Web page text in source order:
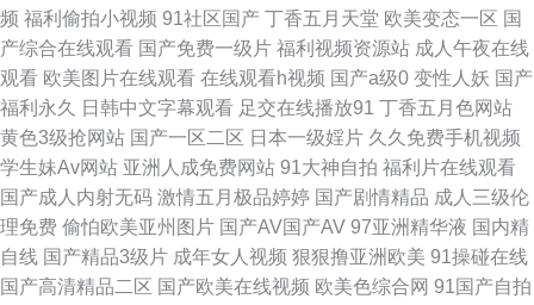
版 91熊猫在线 国产精品色情网 久久视频性交 人人摸人人干人人 做爱片导航
www激情五月 九九四虎影像 欧美成人网页 亚州三级在线网站 天美传果冻制
片 91网站观看 TS紫苑在线观看 伊人春婷婷 www91社 国产色婷婷导航 麻豆
东京热蜜桃 深夜福利专区 影音先锋黑丝高跟 AAA国产999 东京热无码中文
网 狼友页面 97人妻在线观看 精东传媒毛片 欧美性爱网 色色五月天社区 亚
频 福利偷拍小视频 91社区国产 丁香五月天堂 欧美变态一区 国
产综合在线观看 国产免费一级片 福利视频资源站 成人午夜在线
观看 欧美图片在线观看 在线观看h视频 国产a级0 变性人妖 国产
福利永久
日韩中文字幕观看 足交在线播放91 丁香五月色网站
黄色3级抢网站 国产一区二区 日本一级婬片 久久免费手机视频
学生妹Av网站 亚洲人成免费网站 91大神自拍 福利片在线观看
国产成人内射无码 激情五月极品婷婷 国产剧情精品 成人三级伦
理免费 偷怕欧美亚州图片 国产AV国产AV 97亚洲精华液 国内精
自线 国产精品3级片 成年女人视频 狠狠撸亚洲欧美 91操碰在线
国产高清精品二区 国产欧美在线视频 欧美色综合网 91国产自拍